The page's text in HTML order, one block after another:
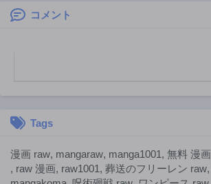
コメント
Tags
漫画 raw, mangaraw, manga1001, 無料 漫画
, raw 漫画, raw1001, 葬送のフリーレン raw,